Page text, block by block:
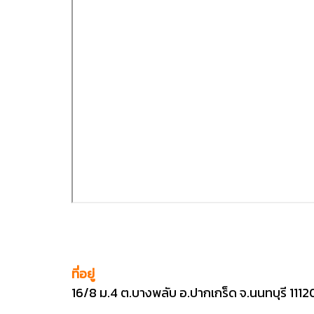
ที่อยู่
16/8 ม.4 ต.บางพลับ อ.ปากเกร็ด จ.นนทบุรี